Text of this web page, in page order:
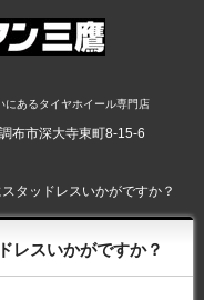
にあるタイヤホイール専門店
布市深大寺東町8-15-6
タッドレスいかがですか？
レスいかがですか？